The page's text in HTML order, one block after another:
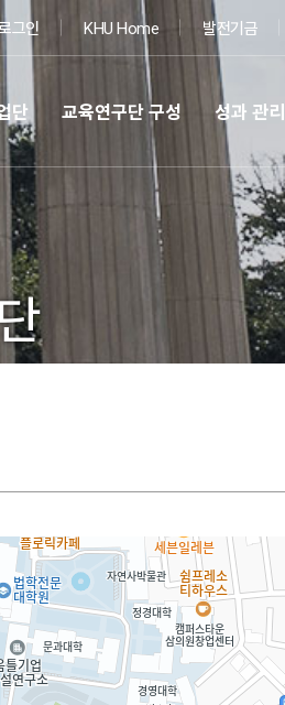
그인 KHU Home 발전기금
단 교육연구단 구성 성과 관리